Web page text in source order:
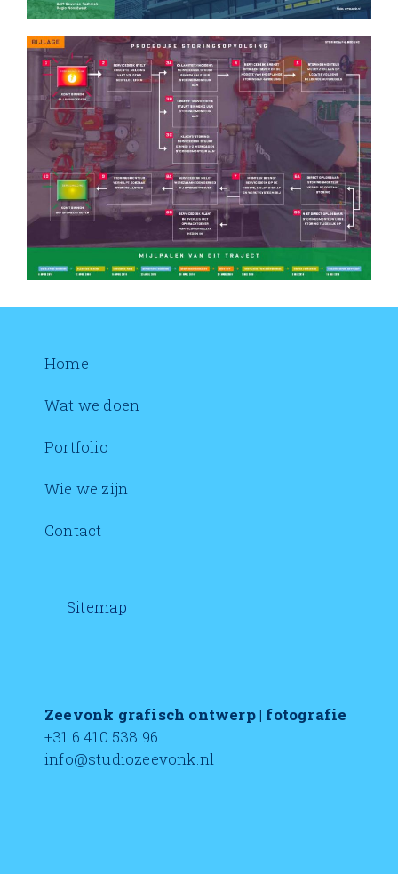
Home
Wat we doen
Portfolio
Wie we zijn
Contact
Sitemap
Zeevonk grafisch ontwerp | fotografie
+31 6 410 538 96
info@studiozeevonk.nl